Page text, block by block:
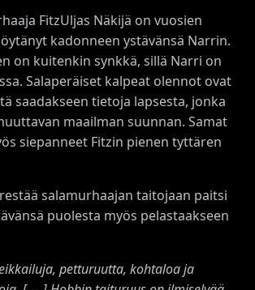
FitzUljas Näkijä on vuosien
kadonneen ystävänsä Narrin.
on kuitenkin synkkä, sillä Narri on
Salaperäiset kalpeat olennot ovat
saadakseen tietoja lapsesta, jonka
maailman suunnan. Samat
siepanneet Fitzin pienen tyttären
salamurhaajan taitojaan paitsi
puolesta myös pelastaakseen
petturuutta, kohtaloa ja